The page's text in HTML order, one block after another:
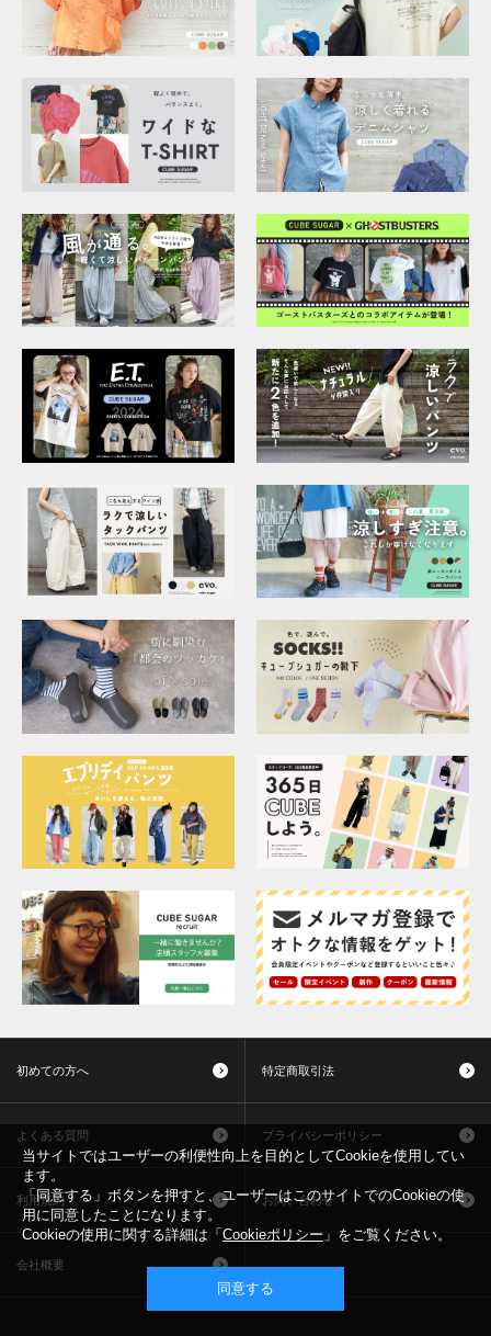
初めての方へ 特定商取引法
よくある質問 プライバシーポリシー
利用規約 お問い合わせ
会社概要
当サイトではユーザーの利便性向上を目的としてCookieを使用してい
ます。
「同意する」ボタンを押すと、ユーザーはこのサイトでのCookieの使
用に同意したことになります。
Cookieの使用に関する詳細は「 Cookieポリシー 」をご覧ください。
同意する